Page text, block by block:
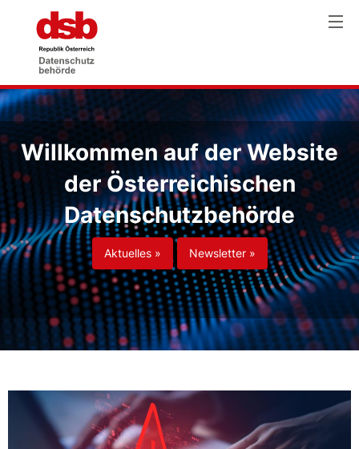
Willkommen auf der Website
der Österreichischen
Datenschutzbehörde
Aktuelles » Newsletter »